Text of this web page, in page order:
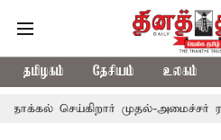
தமிழகம் தேசியம் உலகம்
முதல்-அமைச்சர் ரங்கசாமி